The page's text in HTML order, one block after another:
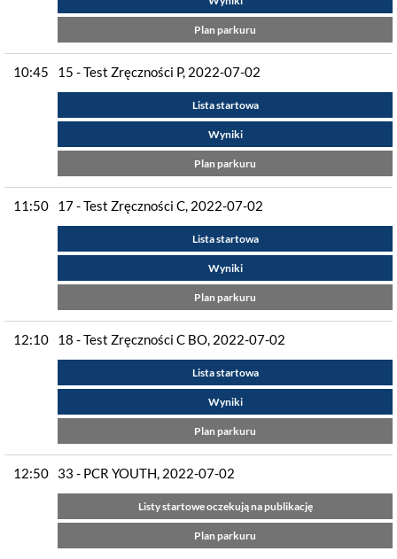
Plan parkuru
10:45 15 - Test Zręczności P, 2022-07-02
Lista startowa
Wyniki
Plan parkuru
11:50 17 - Test Zręczności C, 2022-07-02
Lista startowa
Wyniki
Plan parkuru
12:10 18 - Test Zręczności C BO, 2022-07-02
Lista startowa
Wyniki
Plan parkuru
12:50 33 - PCR YOUTH, 2022-07-02
Listy startowe oczekują na publikację
Plan parkuru